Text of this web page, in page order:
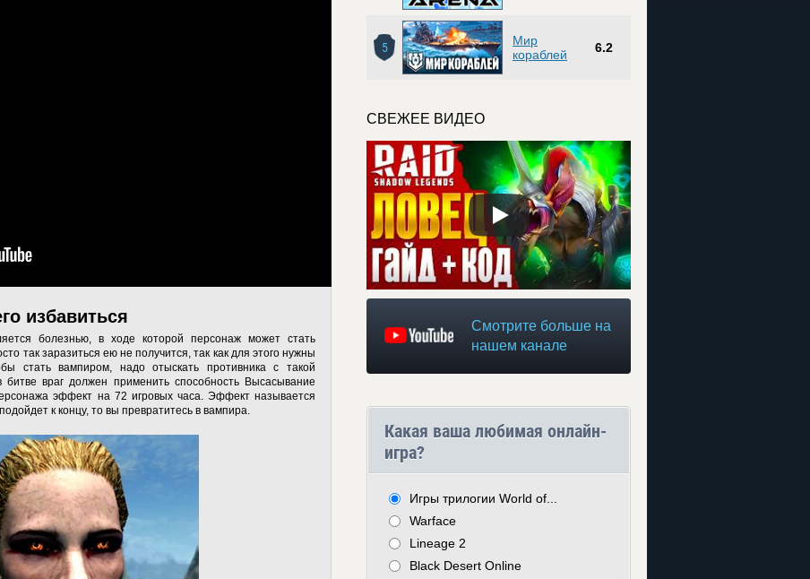
избавиться
болезнью, в ходе которой персонаж может стать
так заразиться ею не получится, так как для этого нужны
стать вампиром, надо отыскать противника с такой
враг должен применить способность Высасывание
эффект на 72 игровых часа. Эффект называется
к концу, то вы превратитесь в вампира.
5
Мир
кораблей
6.2
СВЕЖЕЕ ВИДЕО
Смотрите больше на
нашем канале
Какая ваша любимая онлайн-
игра?
Игры трилогии World of...
Warface
Lineage 2
Black Desert Online